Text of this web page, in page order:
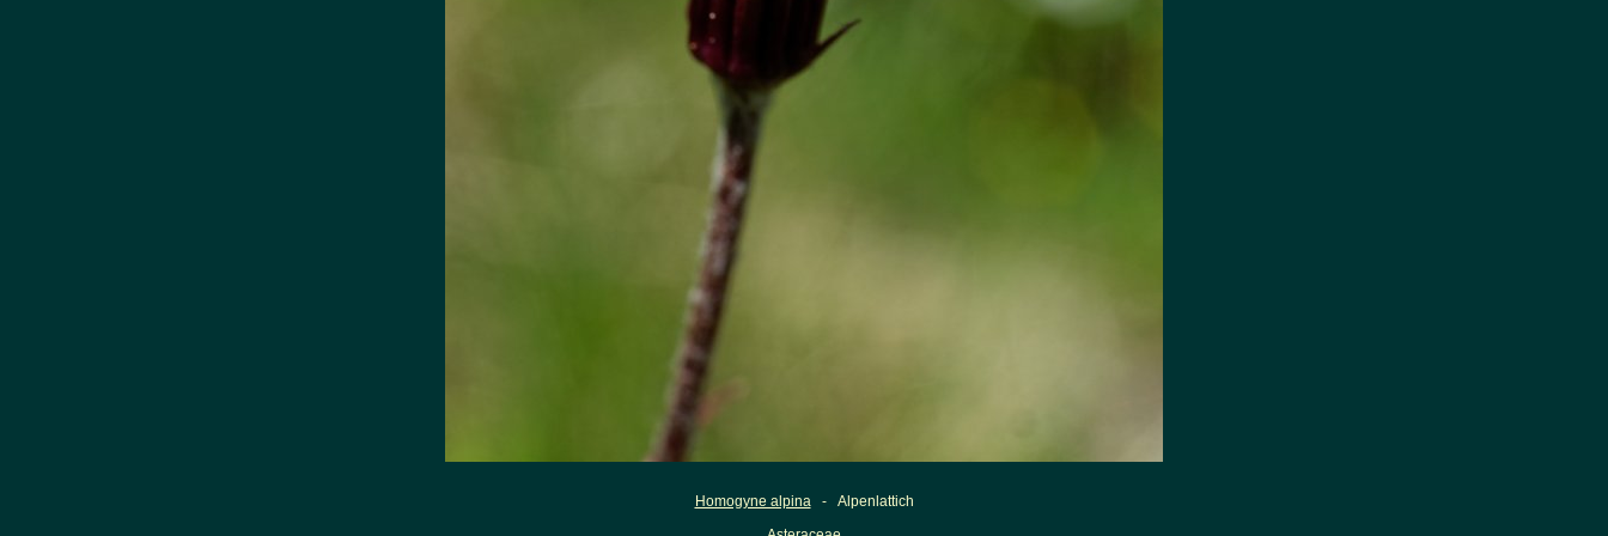
Homogyne alpina- Alpenlattich